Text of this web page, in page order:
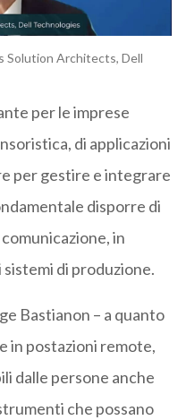
Solution Architects, Dell
per le imprese
di applicazioni
per gestire e integrare
disporre di
in
di produzione.
Bastianon – a quanto
in postazioni remote,
dalle persone anche
che possano